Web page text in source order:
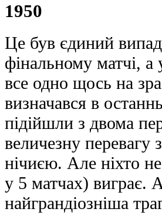
1950
Це був єдиний
фінальному матчі, а
все одно щось на
визначався в
підійшли з двома
величезну перевагу
нічиєю. Але ніхто
у 5 матчах) виграє.
найгpaндіозніша